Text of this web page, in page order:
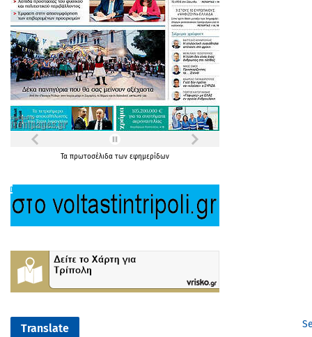
Τα πρωτοσέλιδα των εφημερίδων
Translate